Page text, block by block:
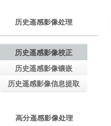
历史遥感影像校正
历史遥感影像镶嵌
历史遥感影像信息提取
历史遥感影像处理
高分遥感影像处理